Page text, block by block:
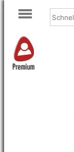
Premium